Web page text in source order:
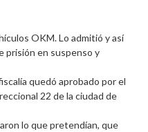
OKM. Lo admitió y así
prisión en suspenso y
quedó aprobado por el
22 de la ciudad de
lo que pretendían, que